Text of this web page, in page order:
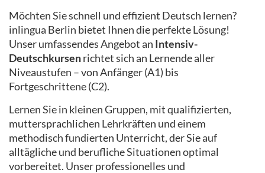
Möchten Sie schnell und effizient Deutsch lernen?
inlingua Berlin bietet Ihnen die perfekte Lösung!
Unser umfassendes Angebot an Intensiv-
Deutschkursenrichtet sich an Lernende aller
Niveaustufen – von Anfänger (A1) bis
Fortgeschrittene (C2).
Lernen Sie in kleinen Gruppen, mit qualifizierten,
muttersprachlichen Lehrkräften und einem
methodisch fundierten Unterricht, der Sie auf
alltägliche und berufliche Situationen optimal
vorbereitet. Unser professionelles und